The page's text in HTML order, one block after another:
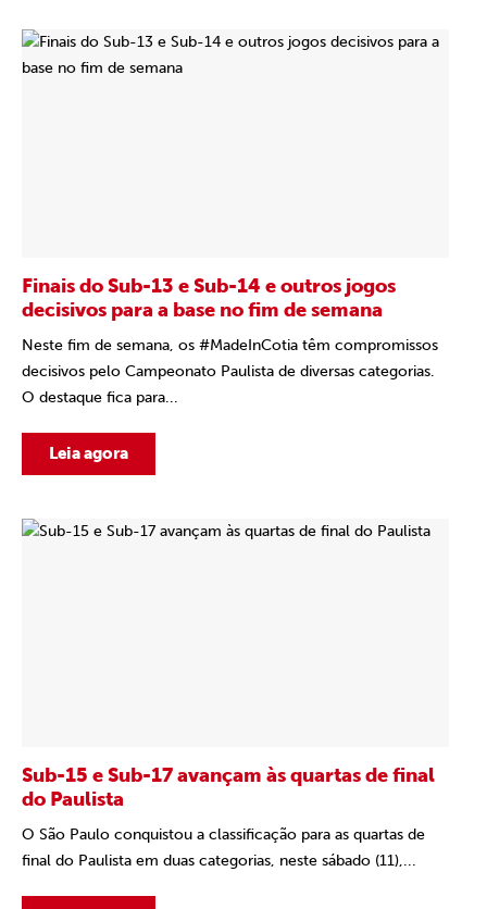
Finais do Sub-13 e Sub-14 e outros jogos
decisivos para a base no fim de semana
Neste fim de semana, os #MadeInCotia têm compromissos
decisivos pelo Campeonato Paulista de diversas categorias.
O destaque fica para...
Leia agora
Sub-15 e Sub-17 avançam às quartas de final
do Paulista
O São Paulo conquistou a classificação para as quartas de
final do Paulista em duas categorias, neste sábado (11),...